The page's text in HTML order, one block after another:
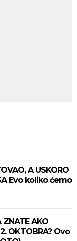
A USKORO
Evo koliko ćemo
ZNATE AKO
OKTOBRA? Ovo